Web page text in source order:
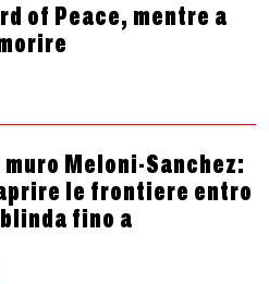
of Peace, mentre a
Meloni-Sanchez:
le frontiere entro
fino a